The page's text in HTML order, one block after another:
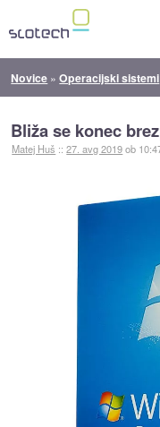
Novice »Operacijski sistemi
Bliža se konec
Matej Huš ::27. avg 2019ob